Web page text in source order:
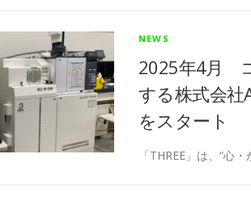
NEWS
2025年4月
する株式会社
をスタート
「THREE」は、“心